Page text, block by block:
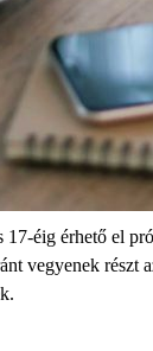
17-éig érhető el
vegyenek részt